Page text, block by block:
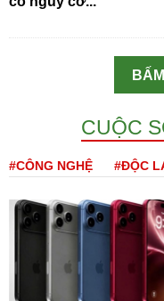
CUỘC
#CÔNG NGHỆ #ĐỘC